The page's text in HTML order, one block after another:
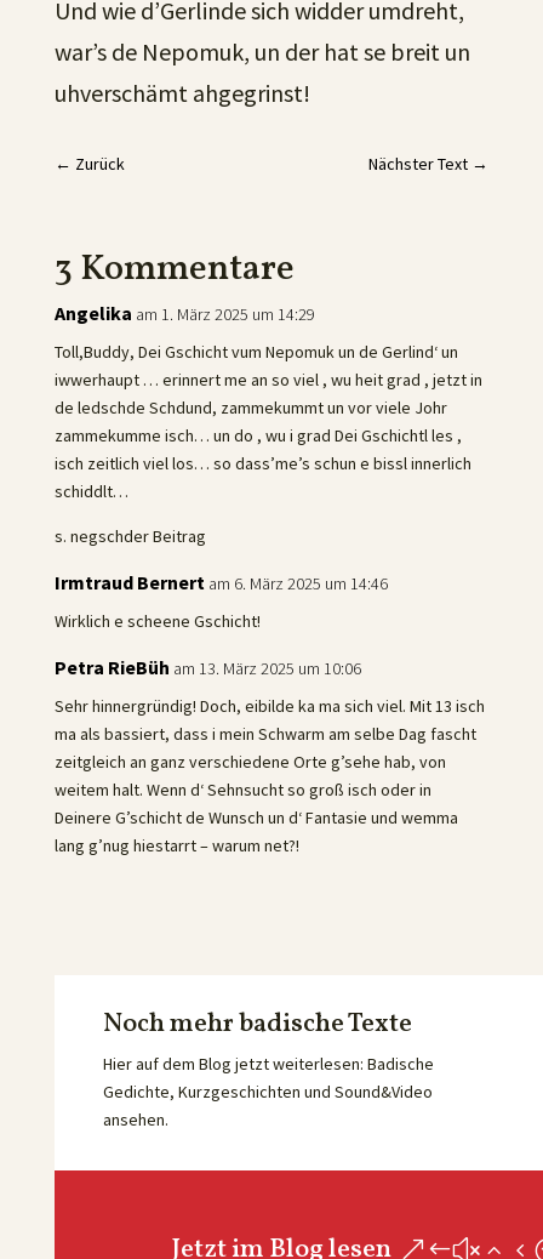
Und wie d’Gerlinde sich widder umdreht,
war’s de Nepomuk, un der hat se breit un
uhverschämt ahgegrinst!
← Zurück Nächster Text →
3 Kommentare
Angelika am 1. März 2025 um 14:29
Toll,Buddy, Dei Gschicht vum Nepomuk un de Gerlind‘ un
iwwerhaupt … erinnert me an so viel , wu heit grad , jetzt in
de ledschde Schdund, zammekummt un vor viele Johr
zammekumme isch… un do , wu i grad Dei Gschichtl les ,
isch zeitlich viel los… so dass’me’s schun e bissl innerlich
schiddlt…
s. negschder Beitrag
Irmtraud Bernert am 6. März 2025 um 14:46
Wirklich e scheene Gschicht!
Petra RieBüh am 13. März 2025 um 10:06
Sehr hinnergründig! Doch, eibilde ka ma sich viel. Mit 13 isch
ma als bassiert, dass i mein Schwarm am selbe Dag fascht
zeitgleich an ganz verschiedene Orte g’sehe hab, von
weitem halt. Wenn d‘ Sehnsucht so groß isch oder in
Deinere G’schicht de Wunsch un d‘ Fantasie und wemma
lang g’nug hiestarrt – warum net?!
Noch mehr badische Texte
Hier auf dem Blog jetzt weiterlesen: Badische
Gedichte, Kurzgeschichten und Sound&Video
ansehen.
Jetzt im Blog lesen